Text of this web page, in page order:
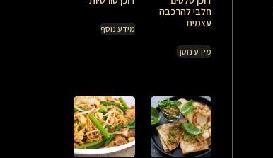
חלבי להרכבה
עצמית
מידע נוסף
מידע נוסף